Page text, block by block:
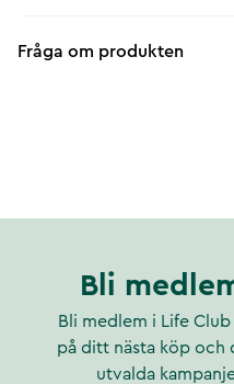
Fråga om produkten
Bli
Bli medlem i Life
på ditt nästa köp och
utvalda